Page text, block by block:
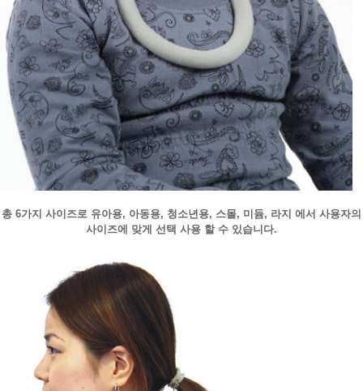
총 6가지 사이즈로 유아용, 아동용, 청소년용, 스몰, 미듐, 라지 에서 사용자의
사이즈에 맞게 선택 사용 할 수 있습니다.